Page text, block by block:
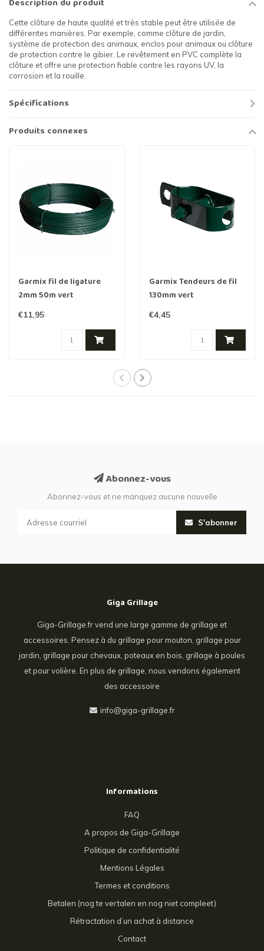
Description du produit
Cette clôture de haute qualité et très stable peut être utilisée de
différentes manières. Par exemple, comme clôture de jardin,
système de protection des animaux, enclos pour animaux ou clôture
de protection contre le gibier. Le revêtement en PVC complète la
clôture et offre une protection fiable contre les rayons UV, la
corrosion et la rouille.
Spécifications
Produits connexes
Garmix fil de ligature
2mm 50m vert
€11,95
Garmix Tendeurs de fil
130mm vert
€4,45
Abonnez-vous
Abonnez-vous et ne manquez aucune nouvelle
S'abonner
Giga Grillage
Giga-Grillage.fr vend une large gamme de grillage et
accessoires. Pensez à du grillage pour mouton, grillage pour
jardin, grillage pour chevaux, poteaux en bois, grillage à poules
et pour volière. En plus de grillage, nous vendons également
des accessoire
info@giga-grillage.fr
Informations
FAQ
A propos de Giga-Grillage
Politique de confidentialité
Mentions Légales
Termes et conditions
Betalen (nog te vertalen en nog niet compleet)
Rétractation d’un achat à distance
Contact